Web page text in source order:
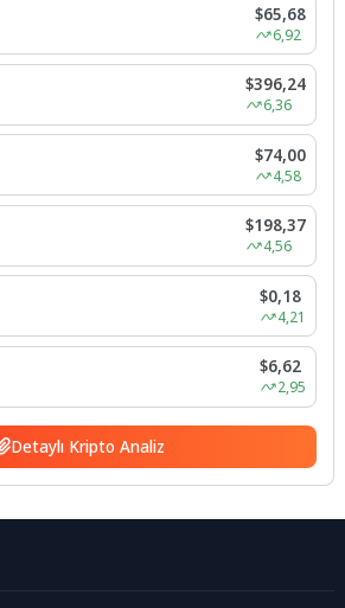
$65,68
6,92
$396,24
6,36
$74,00
4,58
$198,37
4,56
$0,18
4,21
$6,62
2,95
Detaylı Kripto Analiz